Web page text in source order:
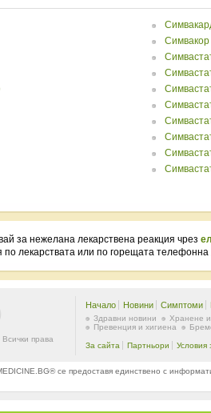
Симвакор
за нежелана лекарствена реакция чрез
по лекарствата или по горещата телефонна
права
Начало Новини Симптоми
Здравни новини Хранене
Превенция и хигиена
За сайта Партньори Условия
се предоставя единствено с